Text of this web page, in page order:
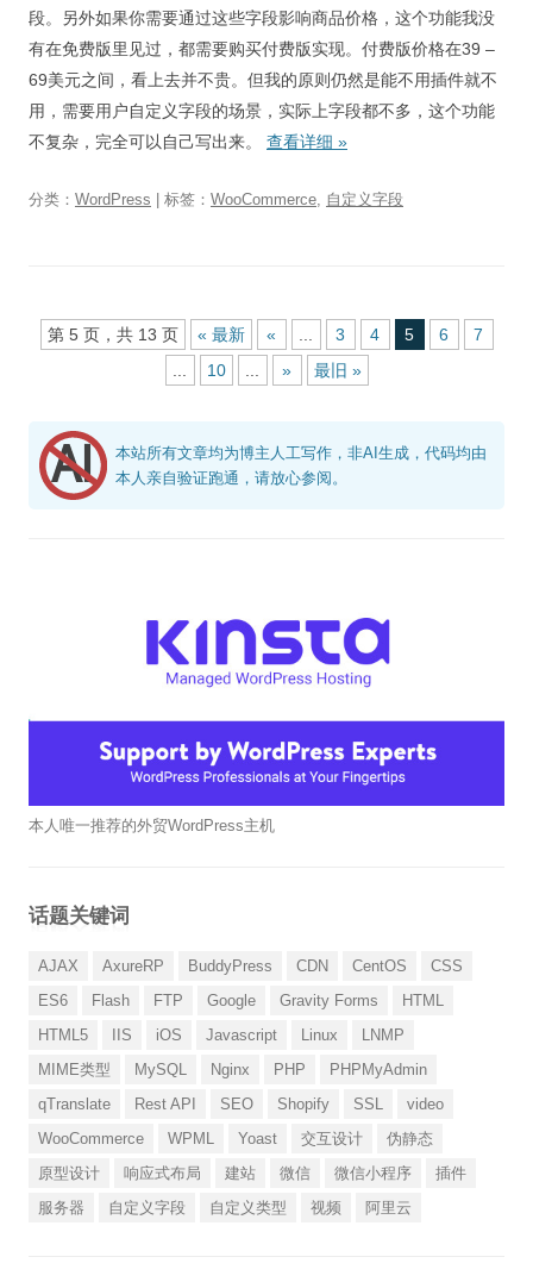
段。另外如果你需要通过这些字段影响商品价格，这个功能我没
有在免费版里见过，都需要购买付费版实现。付费版价格在39 –
69美元之间，看上去并不贵。但我的原则仍然是能不用插件就不
用，需要用户自定义字段的场景，实际上字段都不多，这个功能
不复杂，完全可以自己写出来。 查看详细 »
分类： WordPress | 标签： WooCommerce, 自定义字段
第 5 页，共 13 页 « 最新 « ... 3 4 5 6
7
...
10 ... » 最旧 »
本站所有文章均为博主人工写作，非AI生成，代码均由
本人亲自验证跑通，请放心参阅。
本人唯一推荐的外贸WordPress主机
话题关键词
AJAX AxureRP BuddyPress CDN CentOS
CSS
ES6
Flash FTP Google Gravity Forms
HTML
HTML5
IIS iOS Javascript Linux
LNMP
MIME类型
MySQL Nginx PHP
PHPMyAdmin
qTranslate
Rest API SEO Shopify SSL
video
WooCommerce
WPML Yoast 交互设计
伪静态
原型设计
响应式布局 建站 微信 微信小程序
插件
服务器
自定义字段 自定义类型 视频 阿里云